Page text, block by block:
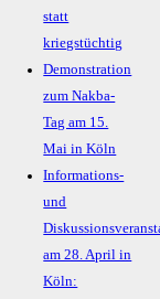
statt
kriegstüchtig
Demonstration
zum Nakba-
Tag am 15.
Mai in Köln
Informations-
und
am 28. April in
Köln: